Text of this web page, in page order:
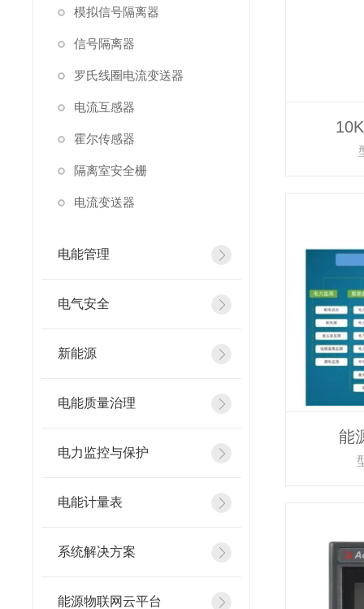
模拟信号隔离器
信号隔离器
罗氏线圈电流变送器
电流互感器
霍尔传感器
隔离室安全栅
电流变送器
电能管理
电气安全
新能源
电能质量治理
电力监控与保护
电能计量表
系统解决方案
能源物联网云平台
能